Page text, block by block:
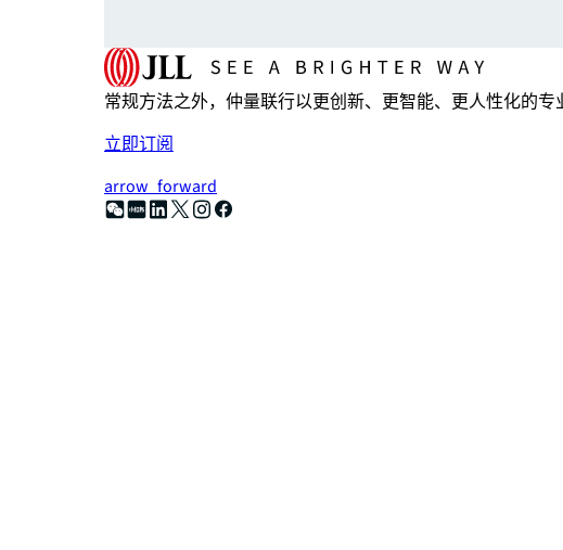
常规方法之外，仲量联行以更创新、更智能、更人性化的
立即订阅
arrow_forward